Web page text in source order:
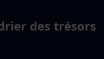
des trésors